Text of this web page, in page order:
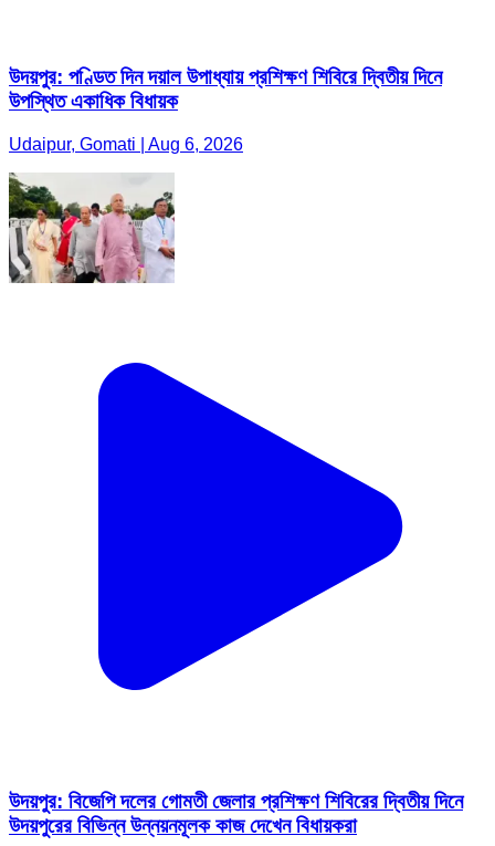
উদয়পুর: পণ্ডিত দিন দয়াল উপাধ্যায় প্রশিক্ষণ শিবিরে দ্বিতীয় দিনে
উপস্থিত একাধিক বিধায়ক
Udaipur, Gomati | Aug 6, 2026
উদয়পুর: বিজেপি দলের গোমতী জেলার প্রশিক্ষণ শিবিরের দ্বিতীয় দিনে
উদয়পুরের বিভিন্ন উন্নয়নমূলক কাজ দেখেন বিধায়করা